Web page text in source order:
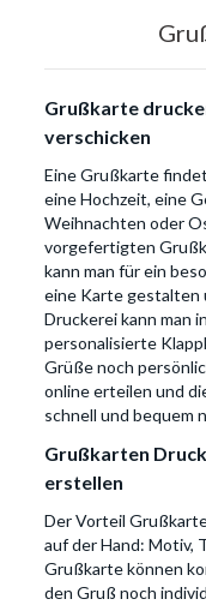
Grußkarte
verschicken
Eine Grußkarte
eine Hochzeit, eine
Weihnachten oder
vorgefertigten
kann man für ein
eine Karte gestalten
Druckerei kann man
personalisierte
Grüße noch
online erteilen und
schnell und bequem
Grußkarten
erstellen
Der Vorteil
auf der Hand: Motiv,
Grußkarte können
den Gruß noch